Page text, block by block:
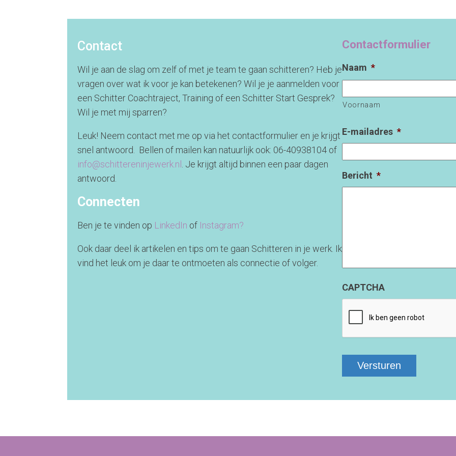
Contact
Wil je aan de slag om zelf of met je team te gaan schitteren? Heb je
vragen over wat ik voor je kan betekenen? Wil je je aanmelden voor
een Schitter Coachtraject, Training of een Schitter Start Gesprek?
Wil je met mij sparren?
Leuk! Neem contact met me op via het contactformulier en je krijgt
snel antwoord. Bellen of mailen kan natuurlijk ook: 06-40938104 of
info@schittereninjewerk.nl
. Je krijgt altijd binnen een paar dagen
antwoord.
Connecten
Ben je te vinden op LinkedIn of Instagram?
Ook daar deel ik artikelen en tips om te gaan Schitteren in je werk. Ik
vind het leuk om je daar te ontmoeten als connectie of volger.
Contactformulier
Naam *
Voornaam
E-mailadres *
Bericht *
CAPTCHA